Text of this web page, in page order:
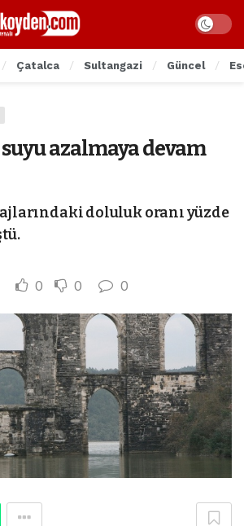
Çatalca Sultangazi Güncel
azalmaya devam
doluluk oranı yüzde
0 0 0